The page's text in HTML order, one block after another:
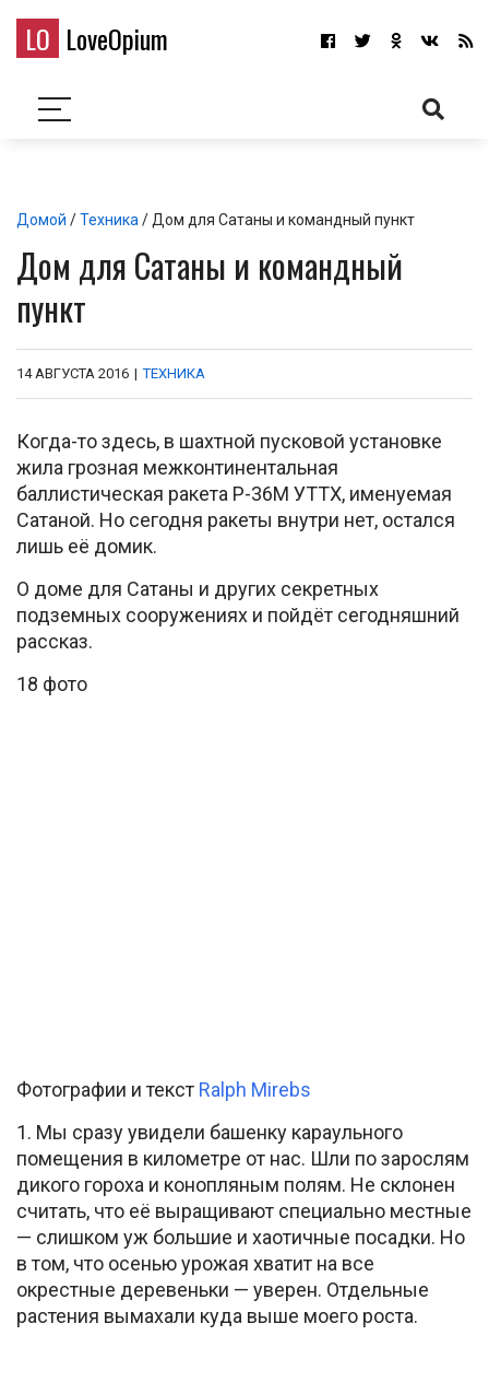
LO LoveOpium
Домой /Техника / Дом для Сатаны и командный пункт
Дом для Сатаны и командный
пункт
14 АВГУСТА 2016 | ТЕХНИКА
Когда-то здесь, в шахтной пусковой установке
жила грозная межконтинентальная
баллистическая ракета Р-36М УТТХ, именуемая
Сатаной. Но сегодня ракеты внутри нет, остался
лишь её домик.
О доме для Сатаны и других секретных
подземных сооружениях и пойдёт сегодняшний
рассказ.
18 фото
Фотографии и текст Ralph Mirebs
1. Мы сразу увидели башенку караульного
помещения в километре от нас. Шли по зарослям
дикого гороха и конопляным полям. Не склонен
считать, что её выращивают специально местные
— слишком уж большие и хаотичные посадки. Но
в том, что осенью урожая хватит на все
окрестные деревеньки — уверен. Отдельные
растения вымахали куда выше моего роста.